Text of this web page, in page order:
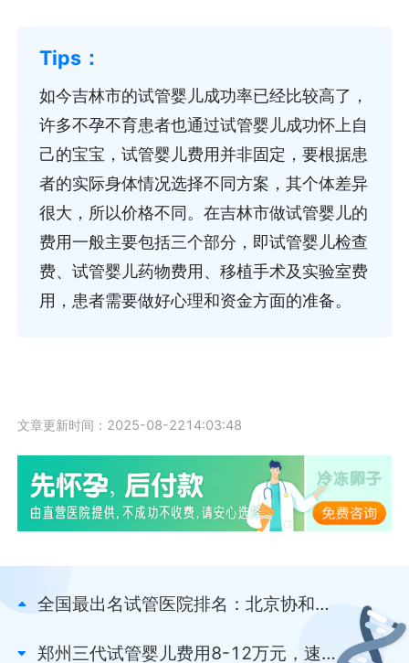
如今吉林市的试管婴儿成功率已经比较高了，
许多不孕不育患者也通过试管婴儿成功怀上自
己的宝宝，试管婴儿费用并非固定，要根据患
者的实际身体情况选择不同方案，其个体差异
很大，所以价格不同。在吉林市做试管婴儿的
费用一般主要包括三个部分，即试管婴儿检查
费、试管婴儿药物费用、移植手术及实验室费
用，患者需要做好心理和资金方面的准备。
文章更新时间：2025-08-2214:03:48
全国最出名试管医院排名：北京协和、
郑州三代试管婴儿费用8-12万元，速看